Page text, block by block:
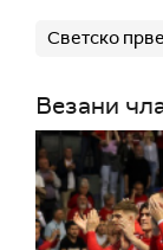
Светско
Везани